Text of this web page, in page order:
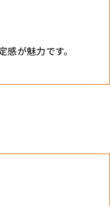
が魅力です。